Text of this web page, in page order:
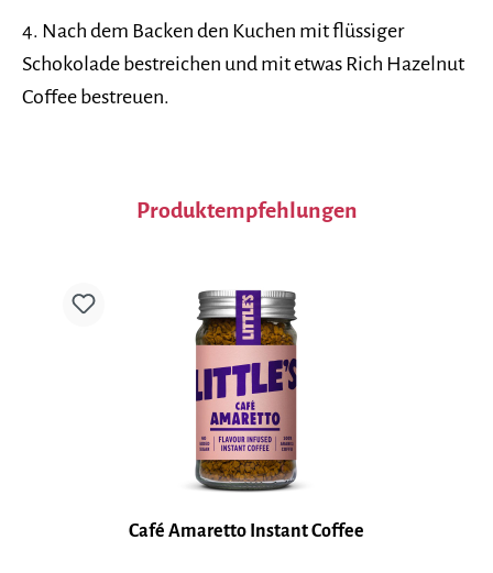
4. Nach dem Backen den Kuchen mit flüssiger
Schokolade bestreichen und mit etwas Rich Hazelnut
Coffee bestreuen.
Produktempfehlungen
Café Amaretto Instant Coffee